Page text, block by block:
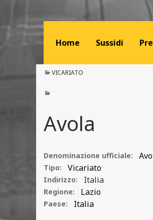
Home Sussidi
VICARIATO
Avola
Denominazione ufficiale:
Tipo: Vicariato
Indirizzo: Italia
Regione: Lazio
Paese: Italia